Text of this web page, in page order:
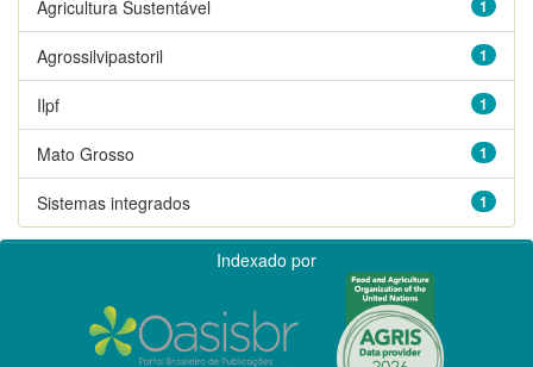
1
Agricultura Sustentável
1
Agrossilvipastoril
1
Ilpf
1
Mato Grosso
1
Sistemas integrados
Indexado por